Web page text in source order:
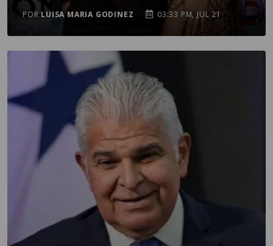
PORLUISA MARIA GODINEZ 03:33 PM, JUL 21